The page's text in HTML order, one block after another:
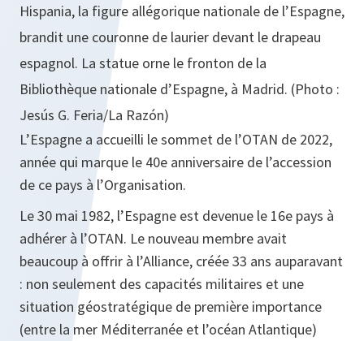
Hispania, la figure allégorique nationale de l’Espagne,
brandit une couronne de laurier devant le drapeau
espagnol. La statue orne le fronton de la
Bibliothèque nationale d’Espagne, à Madrid. (Photo :
Jesús G. Feria/La Razón)
L’Espagne a accueilli le sommet de l’OTAN de 2022,
année qui marque le 40e anniversaire de l’accession
de ce pays à l’Organisation.
Le 30 mai 1982, l’Espagne est devenue le 16e pays à
adhérer à l’OTAN. Le nouveau membre avait
beaucoup à offrir à l’Alliance, créée 33 ans auparavant
: non seulement des capacités militaires et une
situation géostratégique de première importance
(entre la mer Méditerranée et l’océan Atlantique)